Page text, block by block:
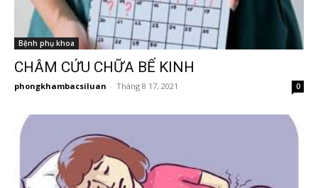
Bệnh phụ khoa
CHÂM CỨU CHỮA BẾ KINH
phongkhambacsiluan - Tháng 8 17, 2021 0